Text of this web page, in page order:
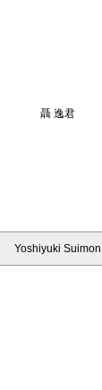
聶 逸君
Yoshiyuki Suimon